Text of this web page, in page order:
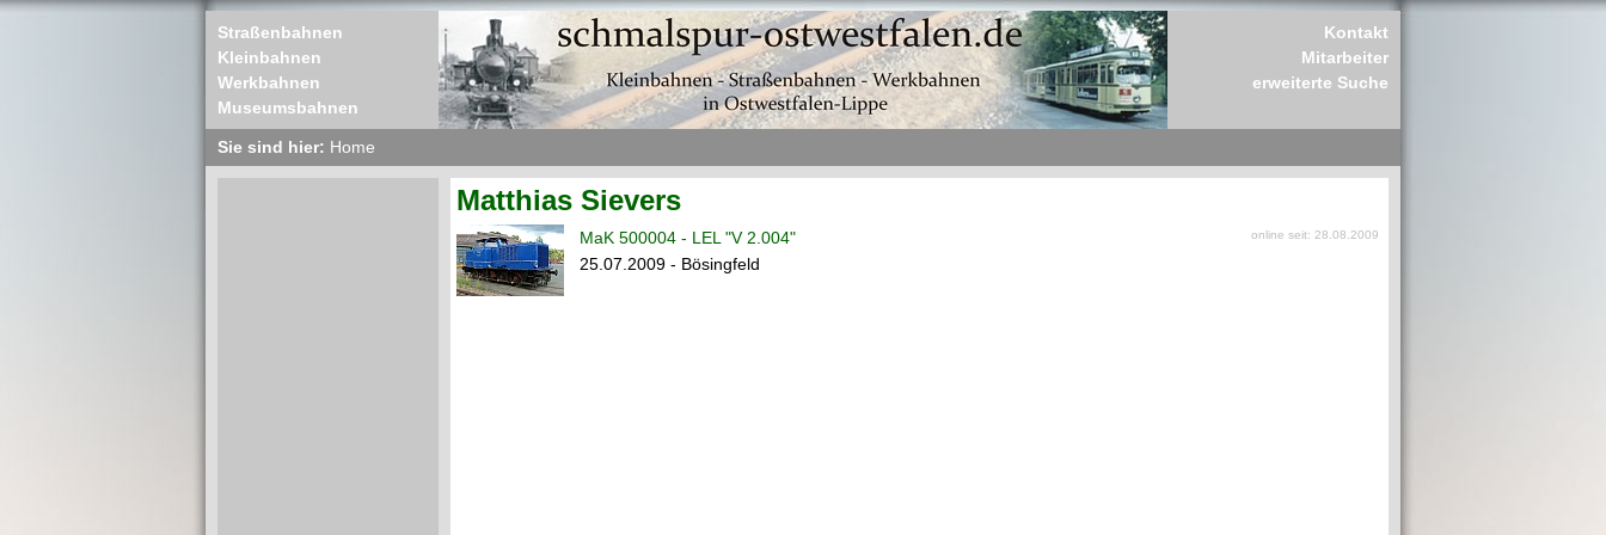
Straßenbahnen
Kleinbahnen
Werkbahnen
Museumsbahnen
Kontakt
Mitarbeiter
erweiterte Suche
Sie sind hier: Home
Matthias Sievers
MaK 500004 - LEL "V 2.004" online seit: 28.08.2009
25.07.2009 - Bösingfeld